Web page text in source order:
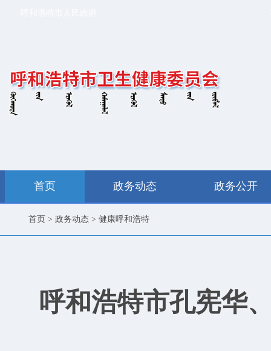
首页 政务动态 政务公开
首页 > 政务动态> 健康呼和浩特
呼和浩特市孔宪华